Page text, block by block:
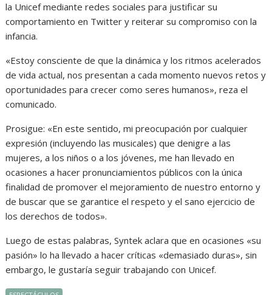
la Unicef mediante redes sociales para justificar su
comportamiento en Twitter y reiterar su compromiso con la
infancia.
«Estoy consciente de que la dinámica y los ritmos acelerados
de vida actual, nos presentan a cada momento nuevos retos y
oportunidades para crecer como seres humanos», reza el
comunicado.
Prosigue: «En este sentido, mi preocupación por cualquier
expresión (incluyendo las musicales) que denigre a las
mujeres, a los niños o a los jóvenes, me han llevado en
ocasiones a hacer pronunciamientos públicos con la única
finalidad de promover el mejoramiento de nuestro entorno y
de buscar que se garantice el respeto y el sano ejercicio de
los derechos de todos».
Luego de estas palabras, Syntek aclara que en ocasiones «su
pasión» lo ha llevado a hacer críticas «demasiado duras», sin
embargo, le gustaría seguir trabajando con Unicef.